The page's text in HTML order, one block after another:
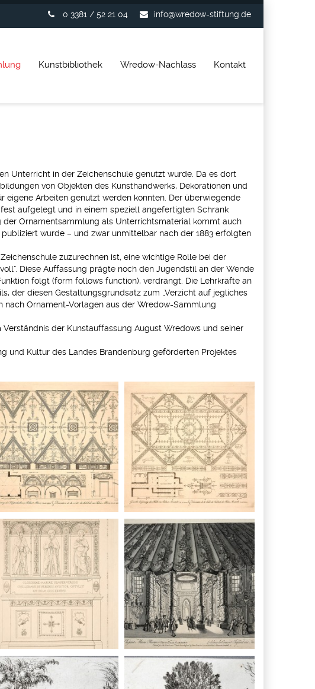
0 3381 / 52 21 04 info@wredow-stiftung.de
Kunstbibliothek Wredow-Nachlass Kontakt
Unterricht in der Zeichenschule genutzt wurde. Da es dort
von Objekten des Kunsthandwerks, Dekorationen und
Arbeiten genutzt werden konnten. Der überwiegende
aufgelegt und in einem speziell angefertigten Schrank
Ornamentsammlung als Unterrichtsmaterial kommt auch
wurde – und zwar unmittelbar nach der 1883 erfolgten
zuzurechnen ist, eine wichtige Rolle bei der
Diese Auffassung prägte noch den Jugendstil an der Wende
folgt (form follows function), verdrängt. Die Lehrkräfte an
der diesen Gestaltungsgrundsatz zum „Verzicht auf jegliches
nach Ornament-Vorlagen aus der Wredow-Sammlung
der Kunstauffassung August Wredows und seiner
und Kultur des Landes Brandenburg geförderten Projektes